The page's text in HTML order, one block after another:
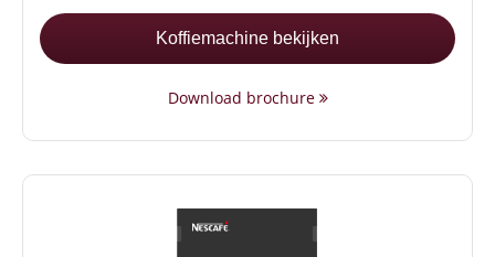
Koffiemachine bekijken
Download brochure